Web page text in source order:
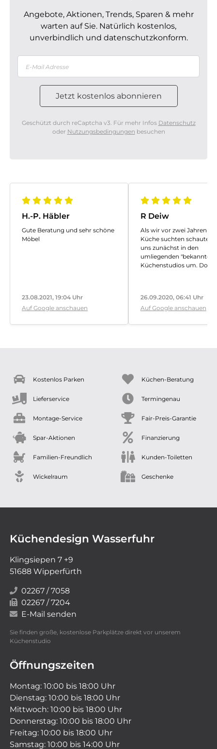
Angebote, Aktionen, Trends, Sparen & mehr
warten auf Sie. Natürlich kostenlos,
unverbindlich und datenschutzkonform.
Geschützt durch reCaptcha v3. Für mehr Infos Datenschutz
oder Nutzungsbedingungen besuchen
H.-P. Häbler
Gute Beratung und sehr schöne
Möbel
23.08.2021, 19:04 Uhr
Auf Google anschauen
R Deiw
Als wir vor zwei Jahren
Küche suchten schauten
uns zunächst in den
umliegenden "bekannten"
Küchenstudios um. Dort
Nach einigem Suchen und
Informieren kamen wir
dort nicht nur eine seriöse
26.09.2020, 06:41 Uhr
Auf Google anschauen
Kostenlos Parken Küchen-Beratung
Lieferservice Termingenau
Montage-Service Fair-Preis-Garantie
Spar-Aktionen Finanzierung
Familien-Freundlich Kunden-Toiletten
Wickelraum Geschenke
Küchendesign Wasserfuhr
Klingsiepen 7 +9
51688 Wipperfürth
02267 / 7058
02267 / 7204
E-Mail senden
Sie finden große, kostenlose Parkplätze direkt vor unserem
Küchenstudio
Öffnungszeiten
Montag: 10:00 bis 18:00 Uhr
Dienstag: 10:00 bis 18:00 Uhr
Mittwoch: 10:00 bis 18:00 Uhr
Donnerstag: 10:00 bis 18:00 Uhr
Freitag: 10:00 bis 18:00 Uhr
Samstag: 10:00 bis 14:00 Uhr